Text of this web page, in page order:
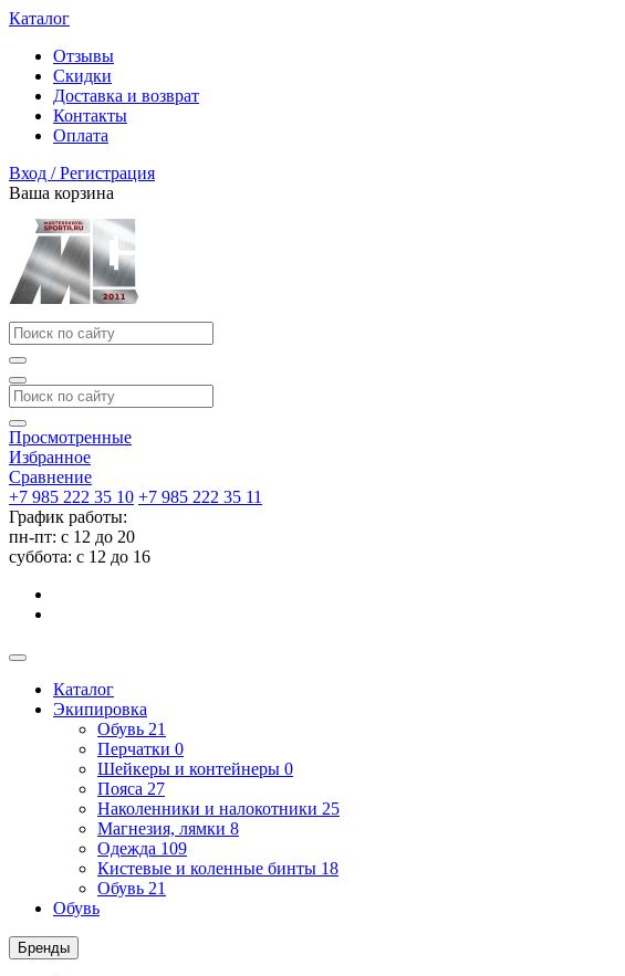
Каталог
Отзывы
Скидки
Доставка и возврат
Контакты
Оплата
Вход / Регистрация
Ваша корзина
Просмотренные
Избранное
Сравнение
+7 985 222 35 10 +7 985 222 35 11
График работы:
пн-пт: с 12 до 20
суббота: c 12 до 16
Каталог
Экипировка
Обувь 21
Перчатки 0
Шейкеры и контейнеры 0
Пояса 27
Наколенники и налокотники 25
Магнезия, лямки 8
Одежда 109
Кистевые и коленные бинты 18
Обувь 21
Обувь
Бренды